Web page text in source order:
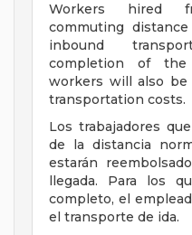
Workers hired
commuting
inbound
completion of
workers will also
transportation costs.
Los trabajadores
de la distancia
estarán
llegada. Para los
completo, el
el transporte de ida.